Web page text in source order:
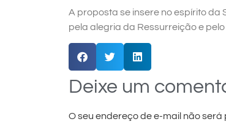
A proposta se insere no espírito
pela alegria da Ressurreição e
Deixe um
O seu endereço de e-mail não será